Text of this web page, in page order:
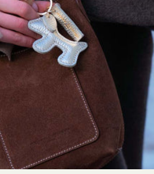
contrôlant le bon respect des
max
rendez vous sur notre site